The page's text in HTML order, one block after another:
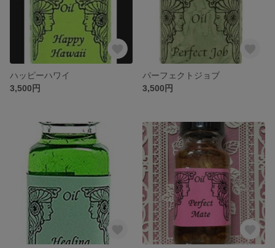
ハッピーハワイ
3,500円
パーフェクトジョブ
3,500円